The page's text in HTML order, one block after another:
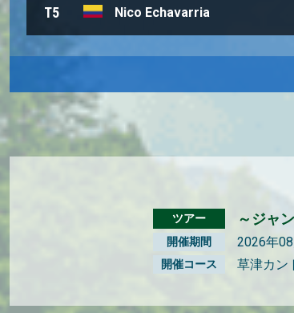
T5 Nico Echavarria
ツアー ～ジャ
開催期間 2026年
開催コース 草津カン